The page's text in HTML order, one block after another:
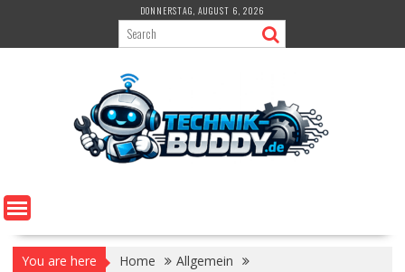
content
DONNERSTAG, AUGUST 6, 2026
You are here Home
Allgemein